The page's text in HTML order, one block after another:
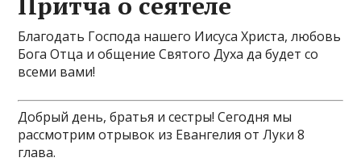
Благодать Господа нашего Иисуса Христа, любовь
Бога Отца и общение Святого Духа да будет со
всеми вами!
Добрый день, братья и сестры! Сегодня мы
рассмотрим отрывок из Евангелия от Луки 8
глава.